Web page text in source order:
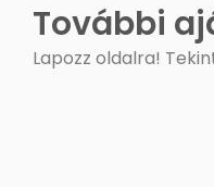
További
Lapozz oldalra!